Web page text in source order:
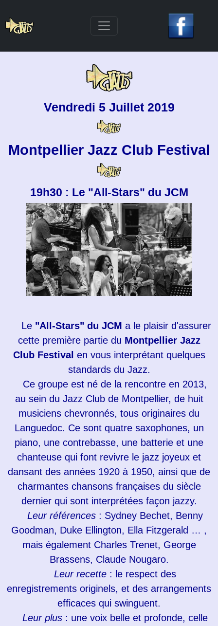
Vendredi 5 Juillet 2019
Montpellier Jazz Club Festival
19h30 : Le "All-Stars" du JCM
Le "All-Stars" du JCM a le plaisir d'assurer
cette première partie du Montpellier Jazz
Club Festival en vous interprétant quelques
standards du Jazz.
Ce groupe est né de la rencontre en 2013,
au sein du Jazz Club de Montpellier, de huit
musiciens chevronnés, tous originaires du
Languedoc. Ce sont quatre saxophones, un
piano, une contrebasse, une batterie et une
chanteuse qui font revivre le jazz joyeux et
dansant des années 1920 à 1950, ainsi que de
charmantes chansons françaises du siècle
dernier qui sont interprétées façon jazzy.
Leur références: Sydney Bechet, Benny
Goodman, Duke Ellington, Ella Fitzgerald … ,
mais également Charles Trenet, George
Brassens, Claude Nougaro.
Leur recette : le respect des
enregistrements originels, et des arrangements
efficaces qui swinguent.
Leur plus: une voix belle et profonde, celle